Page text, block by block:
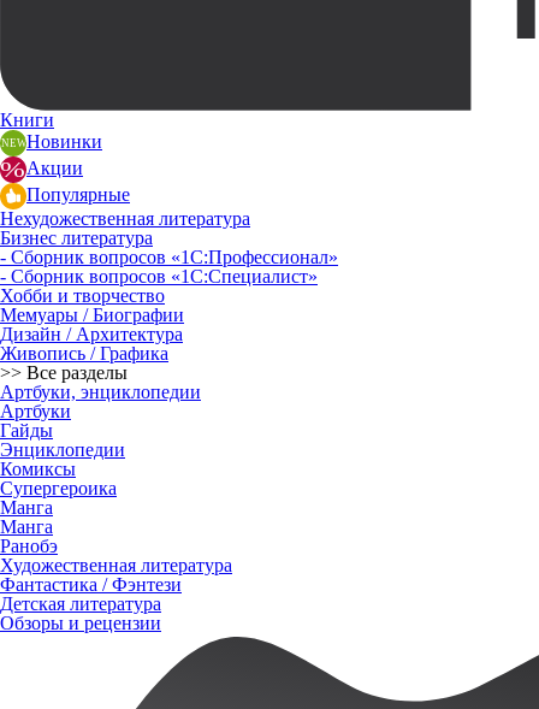
Книги
Новинки
Акции
Популярные
Нехудожественная литература
Бизнес литература
- Сборник вопросов «1С:Профессионал»
- Сборник вопросов «1С:Специалист»
Хобби и творчество
Мемуары / Биографии
Дизайн / Архитектура
Живопись / Графика
>> Все разделы
Артбуки, энциклопедии
Артбуки
Гайды
Энциклопедии
Комиксы
Супергероика
Манга
Манга
Ранобэ
Художественная литература
Фантастика / Фэнтези
Детская литература
Обзоры и рецензии